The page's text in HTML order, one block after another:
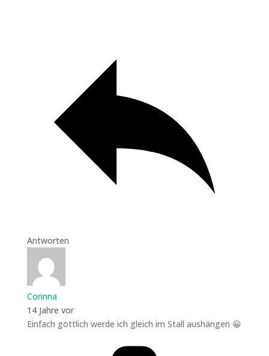
Antworten
Corinna
14 Jahre vor
Einfach göttlich werde ich gleich im Stall aushängen 😀